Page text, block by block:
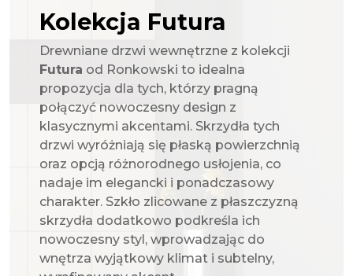
Kolekcja Futura
Drewniane drzwi wewnętrzne z kolekcji
Futura od Ronkowski to idealna
propozycja dla tych, którzy pragną
połączyć nowoczesny design z
klasycznymi akcentami. Skrzydła tych
drzwi wyróżniają się płaską powierzchnią
oraz opcją różnorodnego usłojenia, co
nadaje im elegancki i ponadczasowy
charakter. Szkło zlicowane z płaszczyzną
skrzydła dodatkowo podkreśla ich
nowoczesny styl, wprowadzając do
wnętrza wyjątkowy klimat i subtelny,